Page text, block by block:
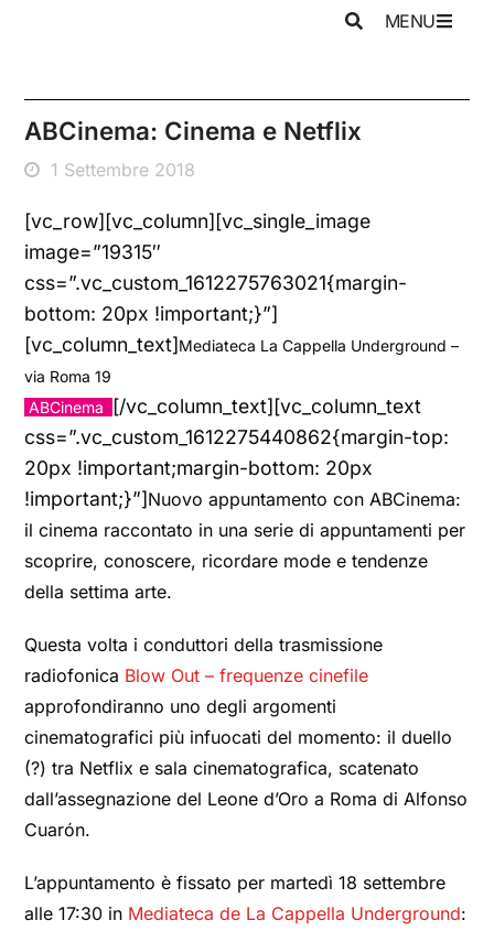
MENU
ABCinema: Cinema e Netflix
1 Settembre 2018
[vc_row][vc_column][vc_single_image
image=”19315″
css=”.vc_custom_1612275763021{margin-
bottom: 20px !important;}”]
[vc_column_text]Mediateca La Cappella Underground –
via Roma 19
ABCinema [/vc_column_text][vc_column_text
css=”.vc_custom_1612275440862{margin-top:
20px !important;margin-bottom: 20px
!important;}”]Nuovo appuntamento con ABCinema:
il cinema raccontato in una serie di appuntamenti per
scoprire, conoscere, ricordare mode e tendenze
della settima arte.
Questa volta i conduttori della trasmissione
radiofonica Blow Out – frequenze cinefile
approfondiranno uno degli argomenti
cinematografici più infuocati del momento: il duello
(?) tra Netflix e sala cinematografica, scatenato
dall’assegnazione del Leone d’Oro a Roma di Alfonso
Cuarón.
L’appuntamento è fissato per martedì 18 settembre
alle 17:30 in Mediateca de La Cappella Underground: